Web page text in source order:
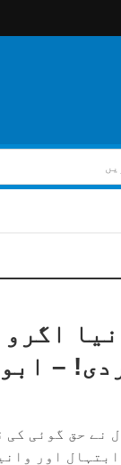
–
نے حق گوئی کی
اور